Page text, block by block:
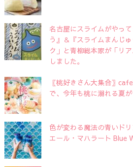
名古屋にスライムがやっ
う』＆『スライムまんじ
ク」と青柳総本家が「リ
しました。
〖桃好きさん大集合〗
で、今年も桃に溺れる夏
色が変わる魔法の青いド
エール・マハラート Blue